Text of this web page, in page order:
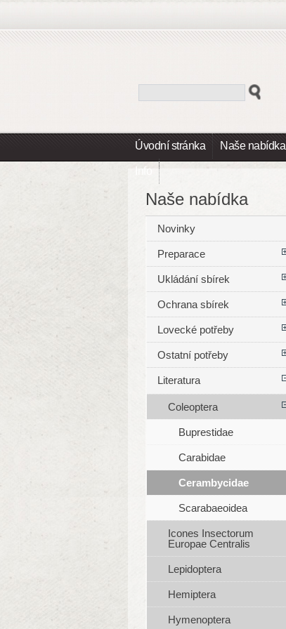
Úvodní stránka Naše nabídka
Info
Naše nabídka
Novinky
Preparace
Ukládání sbírek
Ochrana sbírek
Lovecké potřeby
Ostatní potřeby
Literatura
Coleoptera
Buprestidae
Carabidae
Cerambycidae
Scarabaeoidea
Icones Insectorum
Europae Centralis
Lepidoptera
Hemiptera
Hymenoptera